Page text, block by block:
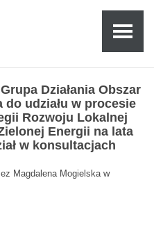
Działania Obszar
udziału w procesie
Rozwoju Lokalnej
Energii na lata
w konsultacjach
Magdalena Mogielska w